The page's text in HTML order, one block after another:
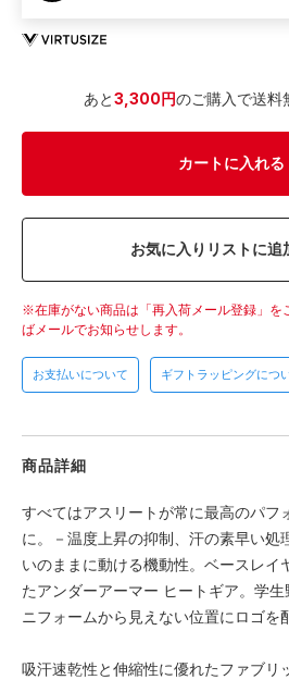
あと3,300円のご購入で送料
カートに入れる
お気に入りリストに追
在庫がない商品は「再入荷メール登録」を
ばメールでお知らせします。
お支払いについて ギフトラッピングにつ
商品詳細
すべてはアスリートが常に最高のパフ
に。－温度上昇の抑制、汗の素早い処
いのままに動ける機動性。ベースレイ
たアンダーアーマー ヒートギア。学
ニフォームから見えない位置にロゴを
吸汗速乾性と伸縮性に優れたファブリ